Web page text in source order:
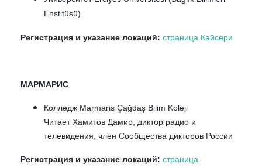
Enstitüsü).
Регистрация и указание локаций: страница Кайсери
МАРМАРИС
Колледж Marmaris Çağdaş Bilim Koleji
Читает Хамитов Дамир, диктор радио и
телевидения, член Сообщества дикторов России
Регистрация и указание локаций: страница